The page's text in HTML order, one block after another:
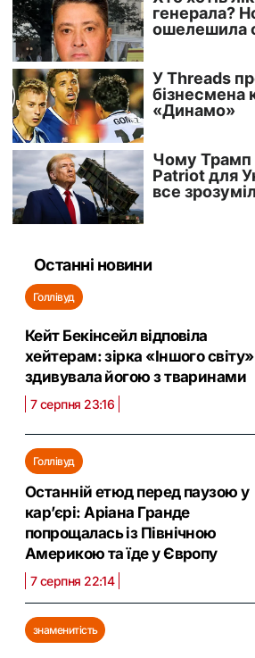
Останні новини
Голлівуд
Кейт Бекінсейл відповіла
хейтерам: зірка «Іншого світу»
здивувала йогою з тваринами
7 серпня 23:16
Голлівуд
Останній етюд перед паузою у
кар’єрі: Аріана Гранде
попрощалась із Північною
Америкою та їде у Європу
7 серпня 22:14
знаменитість